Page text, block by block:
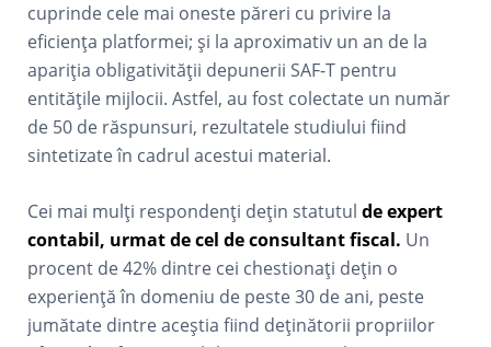
cuprinde cele mai oneste păreri cu privire la
eficiența platformei; și la aproximativ un an de la
apariția obligativității depunerii SAF-T pentru
entitățile mijlocii. Astfel, au fost colectate un număr
de 50 de răspunsuri, rezultatele studiului fiind
sintetizate în cadrul acestui material.
Cei mai mulți respondenți dețin statutulde expert
contabil, urmat de cel de consultant fiscal. Un
procent de 42% dintre cei chestionați dețin o
experiență în domeniu de peste 30 de ani, peste
jumătate dintre aceștia fiind deținătorii propriilor